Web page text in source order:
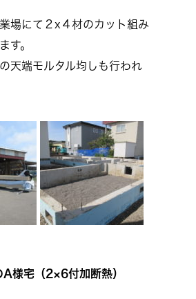
場にて２x４材のカット組み
す。
天端モルタル均しも行われ
様宅（2×6付加断熱）